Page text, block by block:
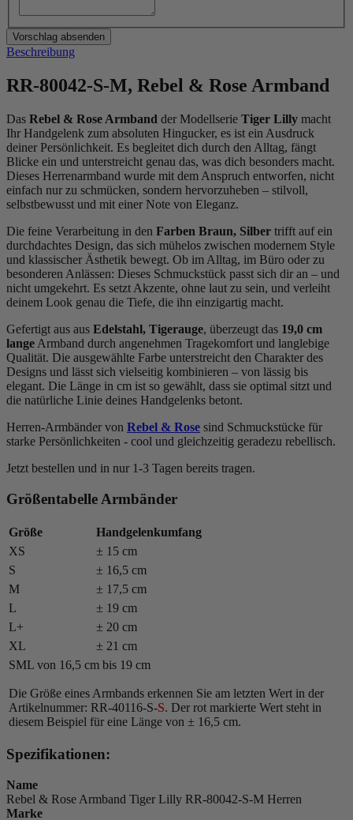
Beschreibung
RR-80042-S-M, Rebel & Rose Armband
Das Rebel & Rose Armband der Modellserie Tiger Lilly macht
Ihr Handgelenk zum absoluten Hingucker, es ist ein Ausdruck
deiner Persönlichkeit. Es begleitet dich durch den Alltag, fängt
Blicke ein und unterstreicht genau das, was dich besonders macht.
Dieses Herrenarmband wurde mit dem Anspruch entworfen, nicht
einfach nur zu schmücken, sondern hervorzuheben – stilvoll,
selbstbewusst und mit einer Note von Eleganz.
Die feine Verarbeitung in den Farben Braun, Silber trifft auf ein
durchdachtes Design, das sich mühelos zwischen modernem Style
und klassischer Ästhetik bewegt. Ob im Alltag, im Büro oder zu
besonderen Anlässen: Dieses Schmuckstück passt sich dir an – und
nicht umgekehrt. Es setzt Akzente, ohne laut zu sein, und verleiht
deinem Look genau die Tiefe, die ihn einzigartig macht.
Gefertigt aus aus Edelstahl, Tigerauge, überzeugt das 19,0 cm
lange Armband durch angenehmen Tragekomfort und langlebige
Qualität. Die ausgewählte Farbe unterstreicht den Charakter des
Designs und lässt sich vielseitig kombinieren – von lässig bis
elegant. Die Länge in cm ist so gewählt, dass sie optimal sitzt und
die natürliche Linie deines Handgelenks betont.
Herren-Armbänder von Rebel & Rose sind Schmuckstücke für
starke Persönlichkeiten - cool und gleichzeitig geradezu rebellisch.
Jetzt bestellen und in nur 1-3 Tagen bereits tragen.
Größentabelle Armbänder
Größe
Handgelenkumfang
XS
± 15 cm
S
± 16,5 cm
M
± 17,5 cm
L
± 19 cm
L+
± 20 cm
XL
± 21 cm
SML von 16,5 cm bis 19 cm
Die Größe eines Armbands erkennen Sie am letzten Wert in der
Artikelnummer: RR-40116-S-S. Der rot markierte Wert steht in
diesem Beispiel für eine Länge von ± 16,5 cm.
Spezifikationen:
Name
Rebel & Rose Armband Tiger Lilly RR-80042-S-M Herren
Marke